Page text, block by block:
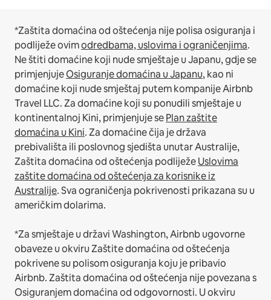
*Zaštita domaćina od oštećenja nije polisa osiguranja i
podliježe ovimodredbama, uslovima i ograničenjima.
Ne štiti domaćine koji nude smještaje u Japanu, gdje se
primjenjujeOsiguranje domaćina u Japanu, kao ni
domaćine koji nude smještaj putem kompanije Airbnb
Travel LLC.Za domaćine koji su ponudili smještaje u
kontinentalnoj Kini, primjenjuje sePlan zaštite
domaćina u Kini.Za domaćine čija je država
prebivališta ili poslovnog sjedišta unutar Australije,
Zaštita domaćina od oštećenja podliježeUslovima
zaštite domaćina od oštećenja za korisnike iz
Australije. Sva ograničenja pokrivenosti prikazana su u
američkim dolarima.
*Za smještaje u državi Washington, Airbnb ugovorne
obaveze u okviru Zaštite domaćina od oštećenja
pokrivene su polisom osiguranja koju je pribavio
Airbnb. Zaštita domaćina od oštećenja nije povezana s
Osiguranjem domaćina od odgovornosti. U okviru